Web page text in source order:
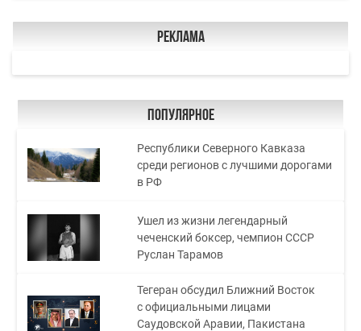
Реклама
Популярное
Республики Северного Кавказа
среди регионов с лучшими дорогами
в РФ
Ушел из жизни легендарный
чеченский боксер, чемпион СССР
Руслан Тарамов
Тегеран обсудил Ближний Восток
с официальными лицами
Саудовской Аравии, Пакистана